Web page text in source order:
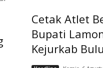
Cetak Atlet
Bupati
Kejurkab